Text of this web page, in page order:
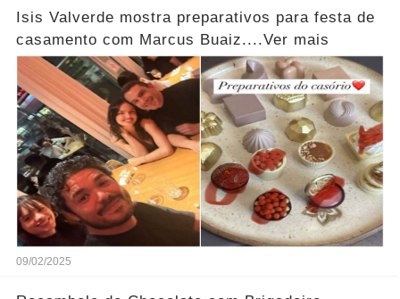
Isis Valverde mostra preparativos para festa de
casamento com Marcus Buaiz....Ver mais
09/02/2025